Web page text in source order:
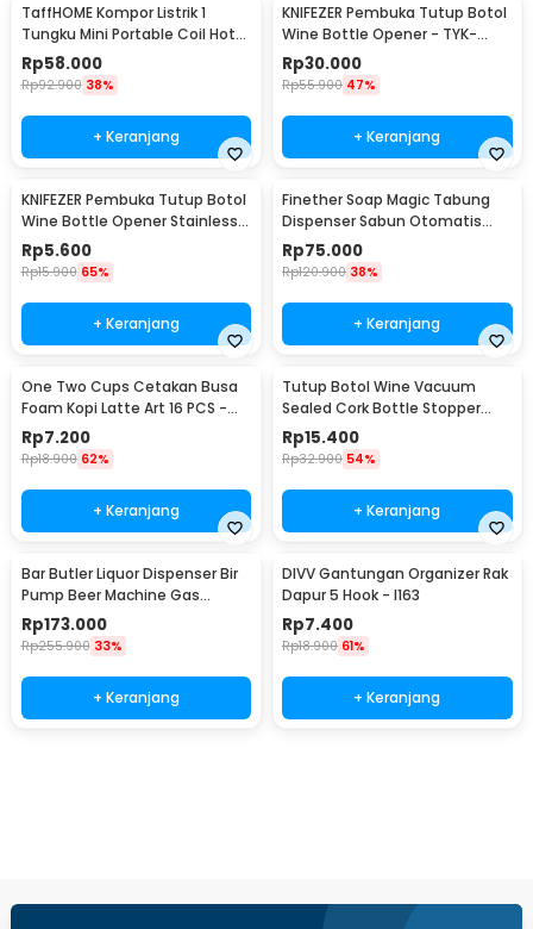
TaffHOME Kompor Listrik 1
Tungku Mini Portable Coil Hot
Plate 500W - C1-1000-03
Rp58.000
Rp92.900 38%
+ Keranjang
KNIFEZER Pembuka Tutup Botol
Wine Bottle Opener - TYK-
074B
Rp30.000
Rp55.900 47%
+ Keranjang
KNIFEZER Pembuka Tutup Botol
Wine Bottle Opener Stainless
Steel - WS01
Rp5.600
Rp15.900 65%
+ Keranjang
Finether Soap Magic Tabung
Dispenser Sabun Otomatis
400ml - AD-03
Rp75.000
Rp120.900 38%
+ Keranjang
One Two Cups Cetakan Busa
Foam Kopi Latte Art 16 PCS -
JJYE01
Rp7.200
Rp18.900 62%
+ Keranjang
Tutup Botol Wine Vacuum
Sealed Cork Bottle Stopper
Stainless Steel - G94529
Rp15.400
Rp32.900 54%
+ Keranjang
Bar Butler Liquor Dispenser Bir
Pump Beer Machine Gas
Station 900ml - P-36
Rp173.000
Rp255.900 33%
+ Keranjang
DIVV Gantungan Organizer Rak
Dapur 5 Hook - I163
Rp7.400
Rp18.900 61%
+ Keranjang